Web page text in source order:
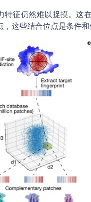
征仍然难以捉摸。这
这些结合位点是条件和